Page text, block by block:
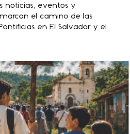
noticias, eventos y
el camino de las
en El Salvador y el